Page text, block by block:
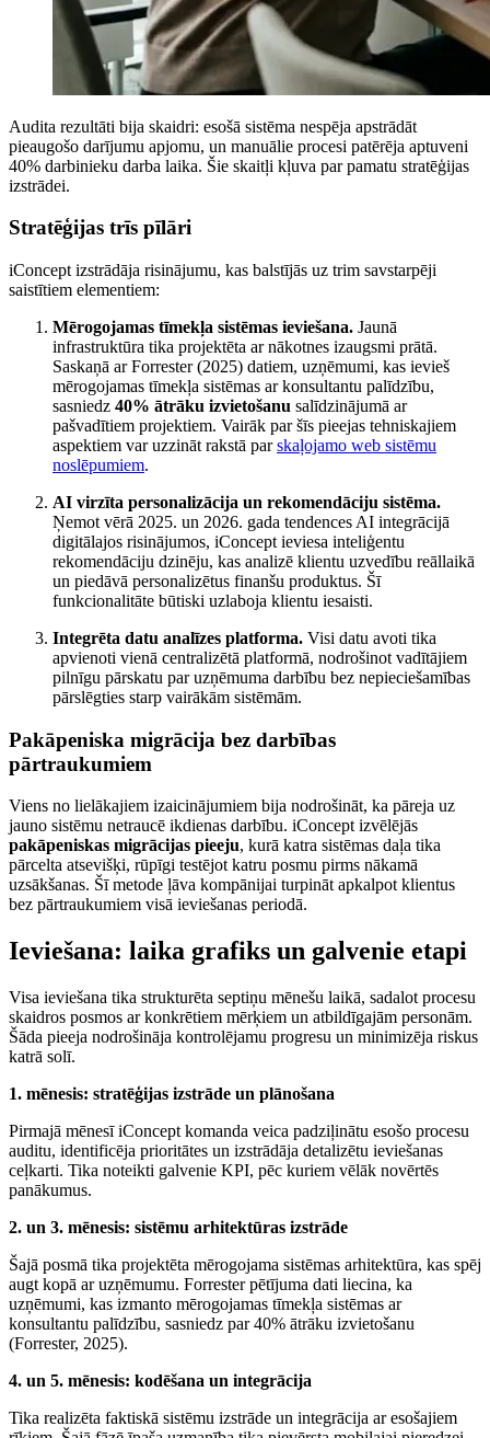
Audita rezultāti bija skaidri: esošā sistēma nespēja apstrādāt
pieaugošo darījumu apjomu, un manuālie procesi patērēja aptuveni
40% darbinieku darba laika. Šie skaitļi kļuva par pamatu stratēģijas
izstrādei.
Stratēģijas trīs pīlāri
iConcept izstrādāja risinājumu, kas balstījās uz trim savstarpēji
saistītiem elementiem:
Mērogojamas tīmekļa sistēmas ieviešana. Jaunā
infrastruktūra tika projektēta ar nākotnes izaugsmi prātā.
Saskaņā ar Forrester (2025) datiem, uzņēmumi, kas ievieš
mērogojamas tīmekļa sistēmas ar konsultantu palīdzību,
sasniedz 40% ātrāku izvietošanu salīdzinājumā ar
pašvadītiem projektiem. Vairāk par šīs pieejas tehniskajiem
aspektiem var uzzināt rakstā parskaļojamo web sistēmu
noslēpumiem.
AI virzīta personalizācija un rekomendāciju sistēma.
Ņemot vērā 2025. un 2026. gada tendences AI integrācijā
digitālajos risinājumos, iConcept ieviesa inteliģentu
rekomendāciju dzinēju, kas analizē klientu uzvedību reāllaikā
un piedāvā personalizētus finanšu produktus. Šī
funkcionalitāte būtiski uzlaboja klientu iesaisti.
Integrēta datu analīzes platforma. Visi datu avoti tika
apvienoti vienā centralizētā platformā, nodrošinot vadītājiem
pilnīgu pārskatu par uzņēmuma darbību bez nepieciešamības
pārslēgties starp vairākām sistēmām.
Pakāpeniska migrācija bez darbības
pārtraukumiem
Viens no lielākajiem izaicinājumiem bija nodrošināt, ka pāreja uz
jauno sistēmu netraucē ikdienas darbību. iConcept izvēlējās
pakāpeniskas migrācijas pieeju, kurā katra sistēmas daļa tika
pārcelta atsevišķi, rūpīgi testējot katru posmu pirms nākamā
uzsākšanas. Šī metode ļāva kompānijai turpināt apkalpot klientus
bez pārtraukumiem visā ieviešanas periodā.
Ieviešana: laika grafiks un galvenie etapi
Visa ieviešana tika strukturēta septiņu mēnešu laikā, sadalot procesu
skaidros posmos ar konkrētiem mērķiem un atbildīgajām personām.
Šāda pieeja nodrošināja kontrolējamu progresu un minimizēja riskus
katrā solī.
1. mēnesis: stratēģijas izstrāde un plānošana
Pirmajā mēnesī iConcept komanda veica padziļinātu esošo procesu
auditu, identificēja prioritātes un izstrādāja detalizētu ieviešanas
ceļkarti. Tika noteikti galvenie KPI, pēc kuriem vēlāk novērtēs
panākumus.
2. un 3. mēnesis: sistēmu arhitektūras izstrāde
Šajā posmā tika projektēta mērogojama sistēmas arhitektūra, kas spēj
augt kopā ar uzņēmumu. Forrester pētījuma dati liecina, ka
uzņēmumi, kas izmanto mērogojamas tīmekļa sistēmas ar
konsultantu palīdzību, sasniedz par 40% ātrāku izvietošanu
(Forrester, 2025).
4. un 5. mēnesis: kodēšana un integrācija
Tika realizēta faktiskā sistēmu izstrāde un integrācija ar esošajiem